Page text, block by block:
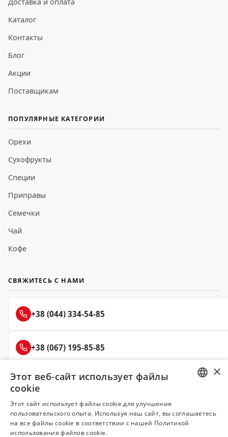
Каталог
Контакты
Блог
Акции
Поставщикам
ПОПУЛЯРНЫЕ КАТЕГОРИИ
Орехи
Сухофрукты
Специи
Приправы
Семечки
Чай
Кофе
СВЯЖИТЕСЬ С НАМИ
+38 (044) 334-54-85
+38 (067) 195-85-85
+38 (050) 145-85-45
Делюкс
UKRAINIAN
×
Этот веб-сайт использует файлы
cookie
Этот сайт использует файлы cookie для улучшения
пользовательского опыта. Используя наш сайт, вы соглашаетесь
на все файлы cookie в соответствии с нашей Политикой
использования файлов cookie.